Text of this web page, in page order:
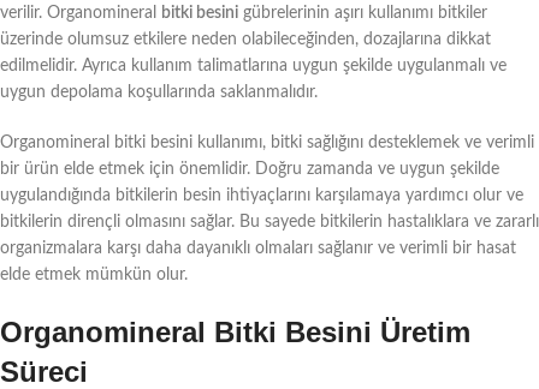
verilir. Organomineral
bitki besini gübrelerinin aşırı kullanımı bitkiler
üzerinde olumsuz etkilere neden olabileceğinden, dozajlarına dikkat
edilmelidir. Ayrıca kullanım talimatlarına uygun şekilde uygulanmalı ve
uygun depolama koşullarında saklanmalıdır.
Organomineral bitki besini kullanımı, bitki sağlığını desteklemek ve verimli
bir ürün elde etmek için önemlidir. Doğru zamanda ve uygun şekilde
uygulandığında bitkilerin besin ihtiyaçlarını karşılamaya yardımcı olur ve
bitkilerin dirençli olmasını sağlar. Bu sayede bitkilerin hastalıklara ve zararlı
organizmalara karşı daha dayanıklı olmaları sağlanır ve verimli bir hasat
elde etmek mümkün olur.
Organomineral Bitki Besini Üretim
Süreci